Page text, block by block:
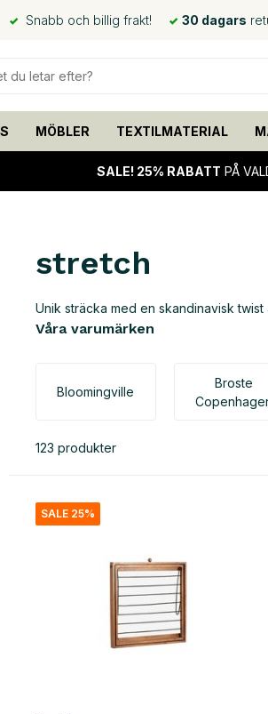
Snabb och billig frakt! 30 dagars
MÖBLER TEXTILMATERIAL
SALE! 25% RABATT PÅ
stretch
Unik sträcka med en skandinavisk
Våra varumärken
Bloomingville
Broste
123 produkter
SALE 25%